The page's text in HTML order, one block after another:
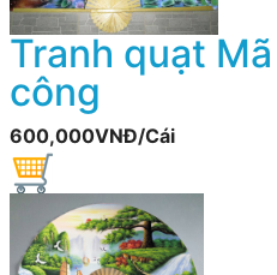
Tranh quạt
công
600,000VNĐ/Cái